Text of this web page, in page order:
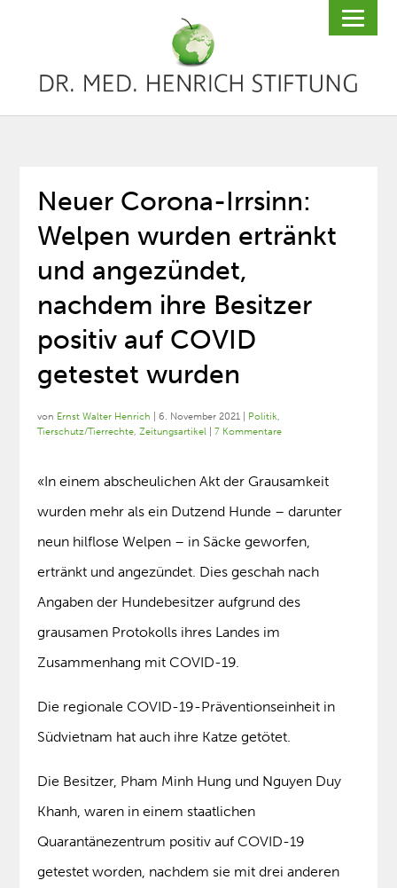
Neuer Corona-Irrsinn:
Welpen wurden ertränkt
und angezündet,
nachdem ihre Besitzer
positiv auf COVID
getestet wurden
von Ernst Walter Henrich |6. November 2021 Politik,
Tierschutz/Tierrechte,Zeitungsartikel |7 Kommentare
«In einem abscheulichen Akt der Grausamkeit
wurden mehr als ein Dutzend Hunde – darunter
neun hilflose Welpen – in Säcke geworfen,
ertränkt und angezündet. Dies geschah nach
Angaben der Hundebesitzer aufgrund des
grausamen Protokolls ihres Landes im
Zusammenhang mit COVID-19.
Die regionale COVID-19-Präventionseinheit in
Südvietnam hat auch ihre Katze getötet.
Die Besitzer, Pham Minh Hung und Nguyen Duy
Khanh, waren in einem staatlichen
Quarantänezentrum positiv auf COVID-19
getestet worden, nachdem sie mit drei anderen